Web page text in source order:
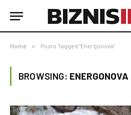
Home » Posts Tagged "Energonova"
BROWSING: ENERGONOVA